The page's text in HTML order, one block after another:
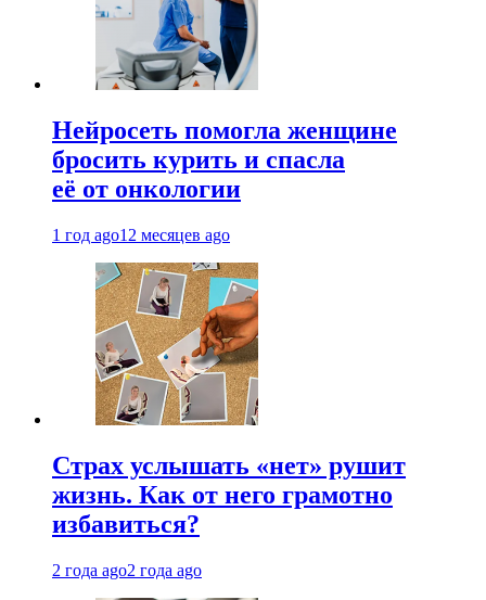
Нейросеть помогла женщине
бросить курить и спасла
её от онкологии
1 год ago12 месяцев ago
Страх услышать «нет» рушит
жизнь. Как от него грамотно
избавиться?
2 года ago2 года ago